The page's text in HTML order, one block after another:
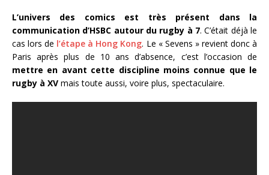
L’univers des comics est très présent dans la
communication d’HSBC autour du rugby à 7. C’était déjà le
cas lors de l’étape à Hong Kong. Le « Sevens » revient donc à
Paris après plus de 10 ans d’absence, c’est l’occasion de
mettre en avant cette discipline moins connue que le
rugby à XV mais toute aussi, voire plus, spectaculaire.